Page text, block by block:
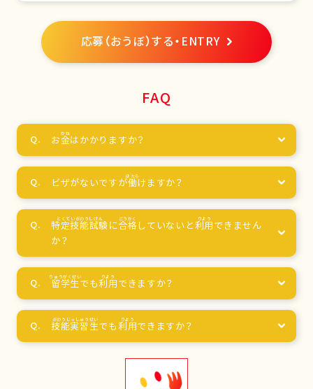
応募（おうぼ）する・ENTRY
FAQ
お金はかかりますか？
ビザがないですが働けますか？
特定技能試験に合格 していないと利用 できません
か？
留学生でも利用 できますか？
技能実習生でも利用できますか？